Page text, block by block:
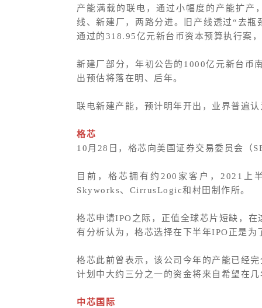
产能满载的联电，通过小幅度的产能扩产
线、新建厂，两路分进。旧产线透过“去
通过的318.95亿元新台币资本预算执行案
新建厂部分，年初公告的1000亿元新台币
出预估将落在明、后年。
联电新建产能，预计明年开出，业界普遍
格芯
10月28日，格芯向美国证券交易委员会（
目前，格芯拥有约200家客户，2021上
Skyworks、CirrusLogic和村田制作所。
格芯申请IPO之际，正值全球芯片短缺，
有分析认为，格芯选择在下半年IPO正是
格芯此前曾表示，该公司今年的产能已经
计划中大约三分之一的资金将来自希望在
中芯国际